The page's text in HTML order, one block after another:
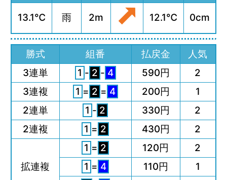
13.1℃ 雨 2m 12.1℃ 0cm
勝式 組番 払戻金
人気
3連単
1 - 2 - 4 590円
2
3連複
1 = 2 = 4 200円
1
2連単
1 - 2 330円
2
2連複
1 = 2 430円 2
拡連複
1 = 2 120円
2
1 = 4 110円
1